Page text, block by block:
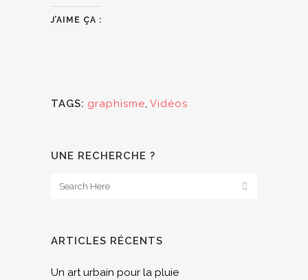
J’AIME ÇA :
TAGS: graphisme, Vidéos
UNE RECHERCHE ?
ARTICLES RÉCENTS
Un art urbain pour la pluie